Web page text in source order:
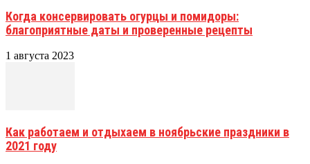
Когда консервировать огурцы и помидоры:
благоприятные даты и проверенные рецепты
1 августа 2023
Как работаем и отдыхаем в ноябрьские праздники в
2021 году